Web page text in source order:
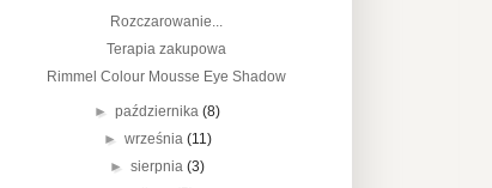
Rozczarowanie...
Terapia zakupowa
Rimmel Colour Mousse Eye Shadow
►października(8)
► września (11)
►sierpnia(3)